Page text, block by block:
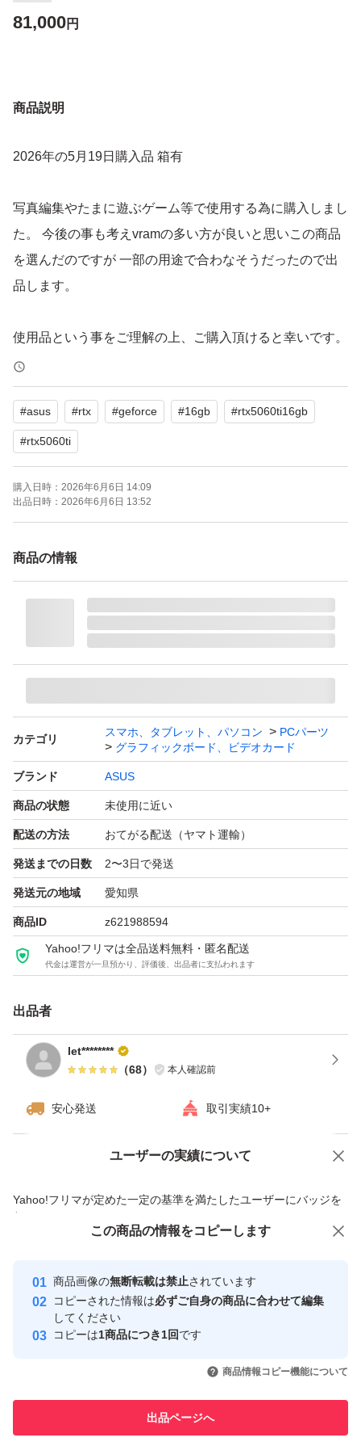
81,000円
商品説明
2026年の5月19日購入品 箱有
写真編集やたまに遊ぶゲーム等で使用する為に購入しまし
た。 今後の事も考えvramの多い方が良いと思いこの商品
を選んだのですが 一部の用途で合わなそうだったので出
品します。
使用品という事をご理解の上、ご購入頂けると幸いです。
ASUS｜エイスース ASUS PRIME GeForce RTX 5060 Ti
(VRAM 16GB) NVIDIA PCI Express 5.0 グラフィックスボ
ード PRIME-RTX5060TI-16G
ブランド：ー
#asus #rtx #geforce #16gb #rtx5060ti16gb
#rtx5060ti
購入日時： 2026年6月6日 14:09
出品日時： 2026年6月6日 13:52
商品の情報
カテゴリ
スマホ、タブレット、パソコン
PCパーツ
グラフィックボード、ビデオカード
ブランド ASUS
商品の状態 未使用に近い
配送の方法 おてがる配送（ヤマト運輸）
発送までの日数 2〜3日で発送
発送元の地域 愛知県
商品ID z621988594
Yahoo!フリマは全品送料無料・匿名配送
代金は運営が一旦預かり、評価後、出品者に支払われます
出品者
let********
（68） 本人確認前
安心発送 取引実績10+
ユーザーの実績について
Yahoo!フリマが定めた一定の基準を満たしたユーザーにバッジを
付与しています
安心取引出品者
心・安全なユーザーです
取引実績
引を完了させた実績があります
での取引実績があります
価格の相談 商品への質問
この商品の情報をコピーします
商品画像の無断転載は禁止されています
コピーされた情報は必ずご自身の商品に合わせて編集
してください
コピーは1商品につき1回です
商品情報コピー機能について
出品ページへ
この商品をみている人にオススメ